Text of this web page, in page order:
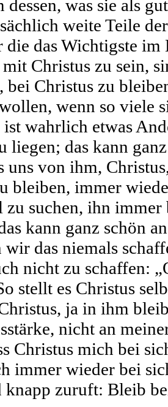
dessen, was sie als
weite Teile
die das Wichtigste im
Christus zu sein,
bei Christus zu
wenn so viele
ist wahrlich etwas
liegen; das kann
uns von ihm,
bleiben, immer
suchen, ihn immer
kann ganz schön
das niemals
nicht zu schaffen:
stellt es Christus
ja in ihm
nicht an
Christus mich bei
immer wieder bei
knapp zuruft: Bleib